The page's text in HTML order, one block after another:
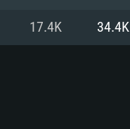
17.4K 34.4K